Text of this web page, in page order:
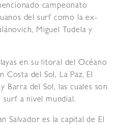
campeonato
del surf como la ex-
Miguel Tudela y
en su litoral del Océano
Costa del Sol, La Paz, El
Barra del Sol, las cuales son
surf a nivel mundial.
Salvador es la capital de El